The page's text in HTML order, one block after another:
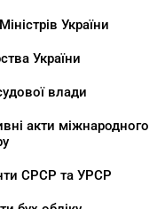
України
України
влади
акти міжнародного
СРСР та УРСР